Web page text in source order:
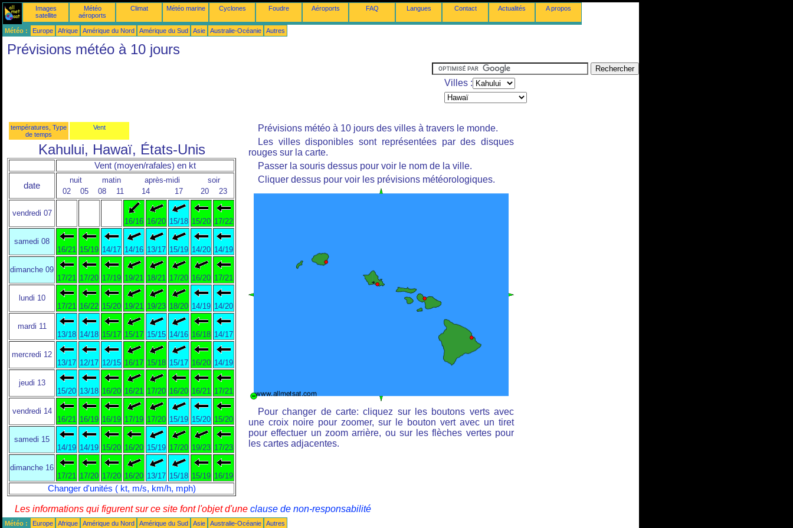
Images
satellite
Météo
aéroports
Climat Météo marine Cyclones Foudre Aéroports FAQ Langues Contact Actualités A propos
Météo : Europe Afrique Amérique du Nord Amérique du Sud Asie Australie-Océanie Autres
Prévisions météo à 10 jours
Villes :
températures, Type
de temps
Vent
Kahului, Hawaï, États-Unis
Vent (moyen/rafales) en kt
date
nuit matin après-midi
soir
02
05 08 11 14 17 20 23
vendredi 07
16/16 16/20 15/18 15/20 17/22
samedi 08
16/21 15/19 14/17 14/16 13/17 15/19 14/20 14/19
dimanche 09
17/21 17/20 17/19 19/21 18/21 17/20 16/20 17/21
lundi 10
17/21 16/22 15/20 19/21 19/23 18/20 14/19 14/20
mardi 11
13/18 14/18 15/17 15/17 15/15 14/16 16/18 14/17
mercredi 12
13/17 12/17 12/15 16/17 15/18 15/17 16/20 14/19
jeudi 13
15/20 13/18 16/20 16/21 17/20 16/20 16/21 17/21
vendredi 14
16/21 16/19 16/19 17/19 17/20 15/19 15/20 15/20
samedi 15
14/19 14/19 15/20 16/20 15/19 17/20 19/23 17/23
dimanche 16
17/21 17/20 17/20 16/20 13/17 15/18 15/19 16/19
Changer d'unités ( kt, m/s, km/h, mph)
Prévisions météo à 10 jours des villes à travers le monde.
Les villes disponibles sont représentées par des disques
rouges sur la carte.
Passer la souris dessus pour voir le nom de la ville.
Cliquer dessus pour voir les prévisions météorologiques.
Pour changer de carte: cliquez sur les boutons verts avec
une croix noire pour zoomer, sur le bouton vert avec un tiret
pour effectuer un zoom arrière, ou sur les flèches vertes pour
les cartes adjacentes.
Les informations qui figurent sur ce site font l'objet d'une clause de non-responsabilité
Météo : Europe Afrique Amérique du Nord Amérique du Sud Asie Australie-Océanie Autres